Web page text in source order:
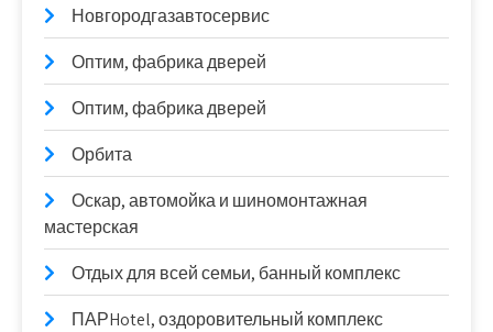
Новгородгазавтосервис
Оптим, фабрика дверей
Оптим, фабрика дверей
Орбита
Оскар, автомойка и шиномонтажная
мастерская
Отдых для всей семьи, банный комплекс
ПАРHotel, оздоровительный комплекс